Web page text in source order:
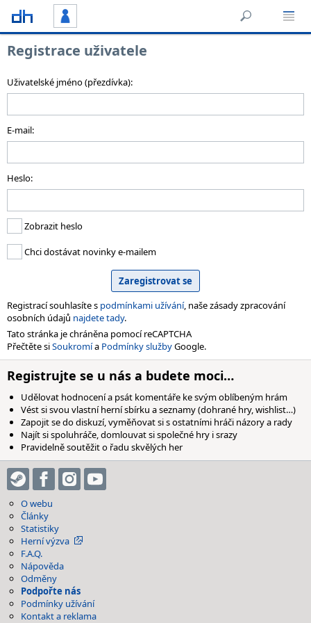
Registrace uživatele
Uživatelské jméno (přezdívka):
E-mail:
Heslo:
Zobrazit heslo
Chci dostávat novinky e-mailem
Registrací souhlasíte s podmínkami užívání, naše zásady zpracování
osobních údajů najdete tady.
Tato stránka je chráněna pomocí reCAPTCHA
Přečtěte siSoukromía Podmínky službyGoogle.
Registrujte se u nás a budete moci…
Udělovat hodnocení a psát komentáře ke svým oblíbeným hrám
Vést si svou vlastní herní sbírku a seznamy (dohrané hry, wishlist…)
Zapojit se do diskuzí, vyměňovat si s ostatními hráči názory a rady
Najít si spoluhráče, domlouvat si společné hry i srazy
Pravidelně soutěžit o řadu skvělých her
O webu
Články
Statistiky
Herní výzva
F.A.Q.
Nápověda
Odměny
Podpořte nás
Podmínky užívání
Kontakt a reklama